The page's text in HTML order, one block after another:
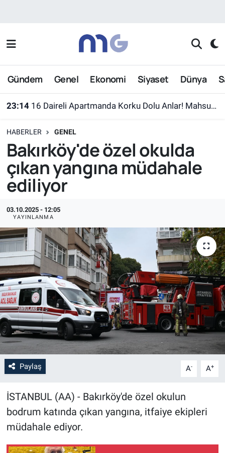
Gündem Genel Ekonomi Siyaset Dünya
23:14 16 Daireli Apartmanda Korku Dolu Anlar! Mahsur Kalanlar Kurtarıldı
HABERLER GENEL
Bakırköy'de özel okulda
çıkan yangına müdahale
ediliyor
03.10.2025 - 12:05
YAYINLANMA
Paylaş A- A+
İSTANBUL (AA) - Bakırköy'de özel okulun
bodrum katında çıkan yangına, itfaiye ekipleri
müdahale ediyor.
Nöbetçi Eczaneler
Hava Durumu
Süper Lig Puan Durumu ve Fikstür
Tüm Manşetler
Son Dakika Haberleri
Haber Arşivi